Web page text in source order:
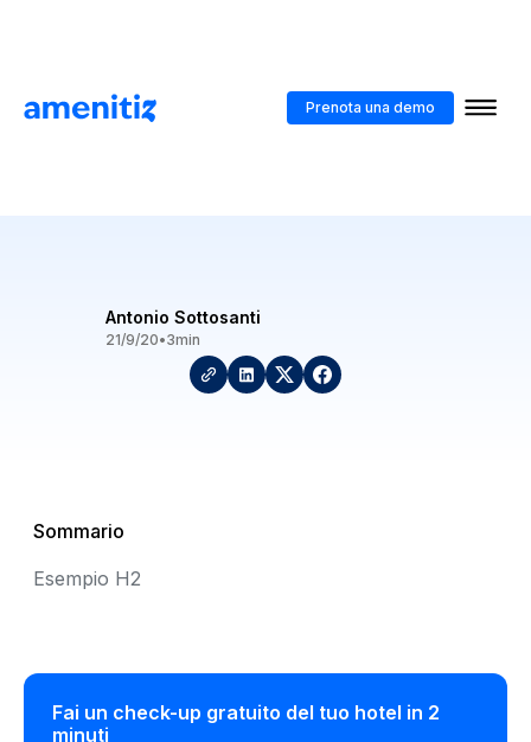
Prenota una demo
Amenitiz: Il nostro impegno
Antonio Sottosanti
21/9/20•3min
Sommario
Esempio H2
Fai un check-up gratuito del tuo hotel in 2
minuti